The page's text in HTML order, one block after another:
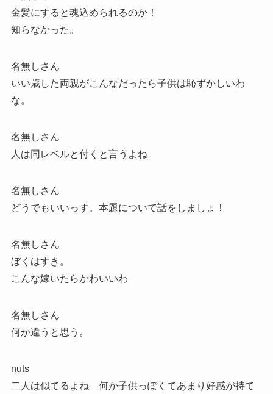
金髪にすると魂込められるのか！
知らなかった。
名無しさん
いい歳した両親がこんなだったら子供は恥ずかしいわ
な。
名無しさん
人は同レベルと付くと言うよね
名無しさん
どうでもいいっす。本題について話をしましょ！
名無しさん
ぼくはすき。
こんな嫁いたらかわいいわ
名無しさん
何か違うと思う。
nuts
二人は似てるよね 何か子供っぽくてあまり好感が持て